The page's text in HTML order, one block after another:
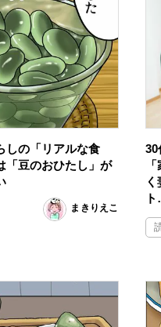
しの「リアルな食
「豆のおひたし」が
まきりえこ
30